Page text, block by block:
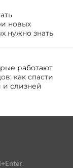
новых
нужно знать
работают
как спасти
и слизней
.